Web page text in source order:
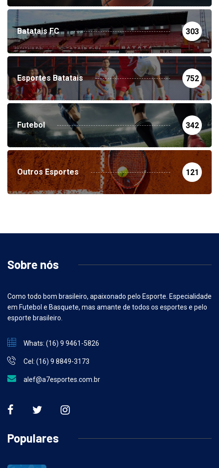
Batatais FC 303
Esportes Batatais 752
Futebol 342
Outros Esportes 121
Sobre nós
Como todo bom brasileiro, apaixonado pelo Esporte. Especialidade
em Futebol e Basquete, mas amante de todos os esportes e pelo
esporte brasileiro.
Whats: (16) 9 9461-5826
Cel: (16) 9 8849-3173
alef@a7esportes.com.br
Populares